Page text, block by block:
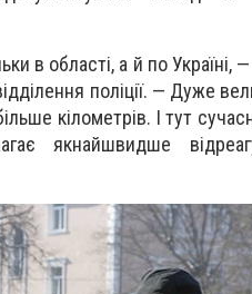
в області, а й по Україні,
поліції. — Дуже
кілометрів. І тут
якнайшвидше